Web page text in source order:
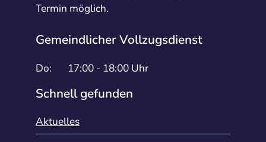
Termin möglich.
Gemeindlicher Vollzugsdienst
Do: 17:00 - 18:00 Uhr
Schnell gefunden
Aktuelles